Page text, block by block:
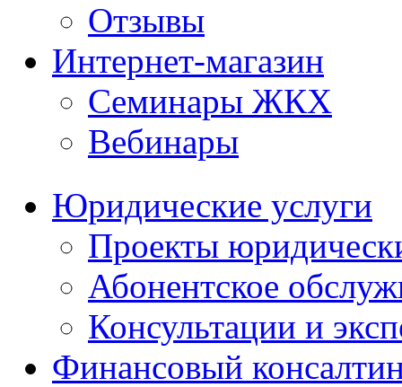
Отзывы
Интернет-магазин
Семинары ЖКХ
Вебинары
Юридические услуги
Проекты
Абонентское
Консультации и
Финансовый